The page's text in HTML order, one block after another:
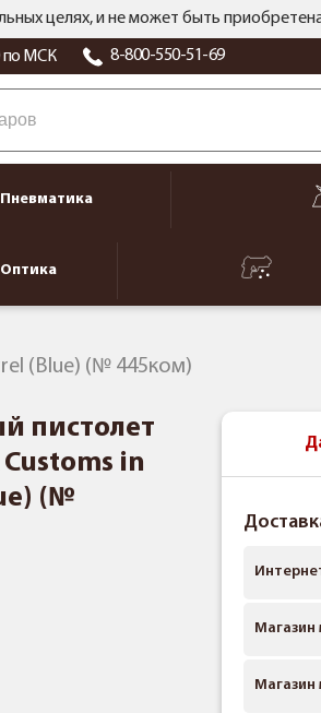
целях, и не может быть
по МСК 8-800-550-51-69
Пневматика
Оптика
(Blue) (№ 445ком)
пистолет
Customs in
(№
Магазин
Магазин